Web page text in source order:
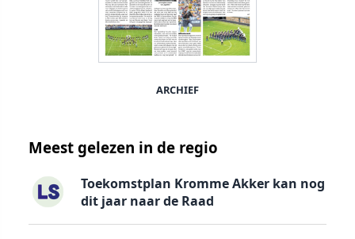
ARCHIEF
Meest gelezen in de regio
Toekomstplan Kromme Akker kan nog
dit jaar naar de Raad